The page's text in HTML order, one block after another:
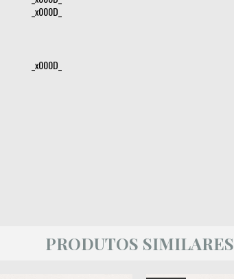
_x000D_
_x000D_
PRODUTOS SIMILARES